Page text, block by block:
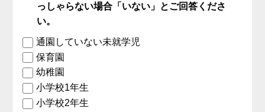
っしゃらない場合「いない」とご回答くださ
い。
通園していない未就学児
保育園
幼稚園
小学校1年生
小学校2年生